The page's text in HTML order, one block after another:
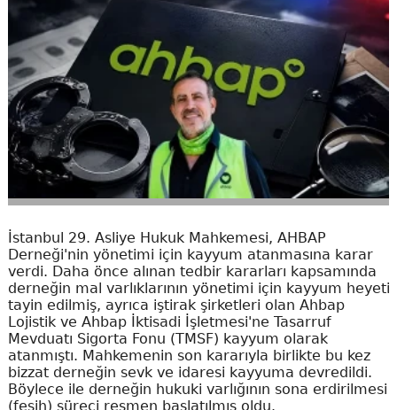
İstanbul 29. Asliye Hukuk Mahkemesi, AHBAP
Derneği'nin yönetimi için kayyum atanmasına karar
verdi. Daha önce alınan tedbir kararları kapsamında
derneğin mal varlıklarının yönetimi için kayyum heyeti
tayin edilmiş, ayrıca iştirak şirketleri olan Ahbap
Lojistik ve Ahbap İktisadi İşletmesi'ne Tasarruf
Mevduatı Sigorta Fonu (TMSF) kayyum olarak
atanmıştı. Mahkemenin son kararıyla birlikte bu kez
bizzat derneğin sevk ve idaresi kayyuma devredildi.
Böylece ile derneğin hukuki varlığının sona erdirilmesi
(fesih) süreci resmen başlatılmış oldu.